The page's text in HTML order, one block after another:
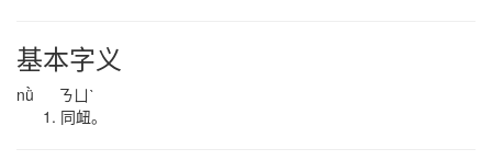
基本字义
nǜ ㄋㄩˋ
同衄。